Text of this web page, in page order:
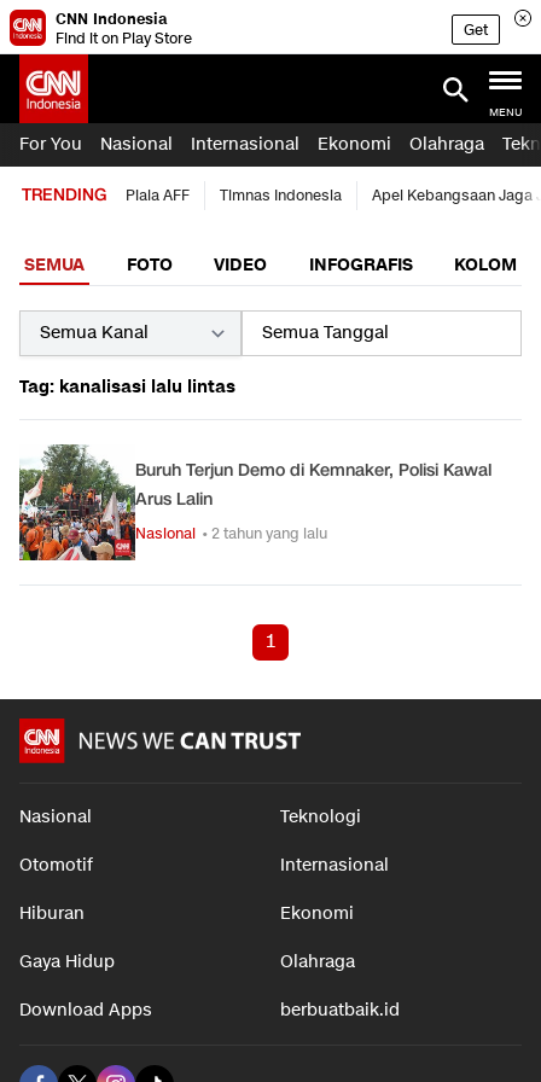
CNN Indonesia
Find it on Play Store
Get
MENU
For You Nasional Internasional Ekonomi Olahraga
TRENDING Piala AFF Timnas Indonesia Apel Kebangsaan Jaga
SEMUA FOTO VIDEO INFOGRAFIS KOLOM
Tag: kanalisasi lalu lintas
Buruh Terjun Demo di Kemnaker, Polisi Kawal
Arus Lalin
Nasional • 2 tahun yang lalu
1
Nasional Teknologi
Otomotif Internasional
Hiburan Ekonomi
Gaya Hidup Olahraga
Download Apps berbuatbaik.id